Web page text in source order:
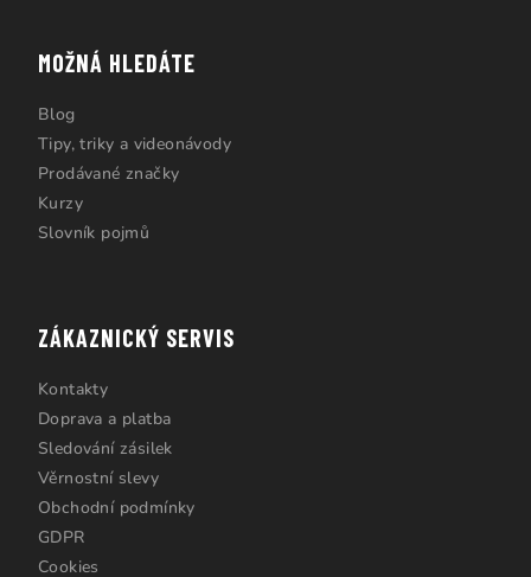
MOŽNÁ HLEDÁTE
Blog
Tipy, triky a videonávody
Prodávané značky
Kurzy
Slovník pojmů
ZÁKAZNICKÝ SERVIS
Kontakty
Doprava a platba
Sledování zásilek
Věrnostní slevy
Obchodní podmínky
GDPR
Cookies